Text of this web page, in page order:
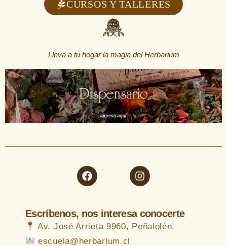
CURSOS Y TALLERES
Lleva a tu hogar la magia del Herbarium
Escríbenos, nos interesa conocerte
Av. José Arrieta 9960, Peñalolén.
escuela@herbarium.cl